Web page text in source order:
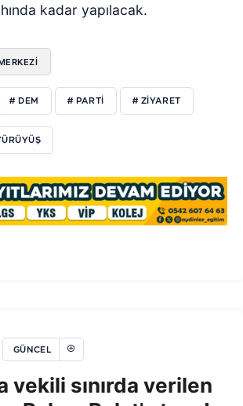
kadar yapılacak.
# DEM # PARTİ # ZİYARET
GÜNCEL
vekili sınırda verilen